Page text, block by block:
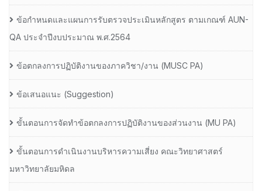
ข้อกำหนดและแผนการรับตรวจประเมินหลักสูตร ตามเกณฑ์ AUN-
QA ประจำปีงบประมาณ พ.ศ.2564
ข้อตกลงการปฏิบัติงานของภาควิชา/งาน (MUSC PA)
ข้อเสนอแนะ (Suggestion)
ขั้นตอนการจัดทำข้อตกลงการปฏิบัติงานของส่วนงาน (MU PA)
ขั้นตอนการดำเนินงานบริหารความเสี่ยง คณะวิทยาศาสตร์
มหาวิทยาลัยมหิดล